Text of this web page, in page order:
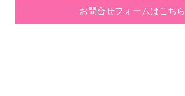
お問合せフォームはこちら